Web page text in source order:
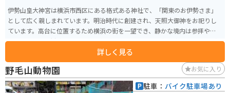
伊勢山皇大神宮は横浜市西区にある格式ある神社で、「関東のお伊勢さま」
として広く親しまれています。明治時代に創建され、天照大御神をお祀りし
ています。高台に位置するため横浜の街を一望でき、静かな境内は参拝や散策
に最適です。結婚式場としても人気があり、厳かな雰囲気の中で多くの人が
詳しく見る
野毛山動物園 お気に入り
駐車： バイク駐車場あり